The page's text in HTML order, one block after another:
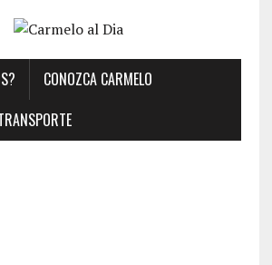
CONOZCA CARMELO